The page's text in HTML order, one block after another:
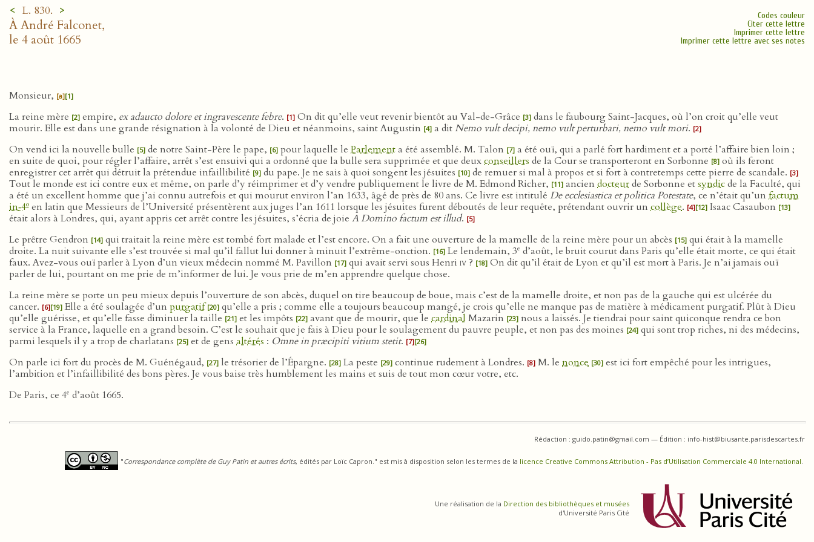
< L. 830. >
À André Falconet,
le 4 août 1665
Codes couleur
Citer cette lettre
Imprimer cette lettre
Imprimer cette lettre avec ses notes
Monsieur, [a][1]
La reine mère [2] empire, ex adaucto dolore et ingravescente febre. [1] On dit qu’elle veut revenir bientôt au Val-de-Grâce [3] dans le faubourg Saint-Jacques, où l’on croit qu’elle veut
mourir. Elle est dans une grande résignation à la volonté de Dieu et néanmoins, saint Augustin [4] a ditNemo vult decipi, nemo vult perturbari, nemo vult mori. [2]
On vend ici la nouvelle bulle [5] de notre Saint-Père le pape, [6] pour laquelle le Parlementa été assemblé. M. Talon [7] a été ouï, qui a parlé fort hardiment et a porté l’affaire bien loin ;
en suite de quoi, pour régler l’affaire, arrêt s’est ensuivi qui a ordonné que la bulle sera supprimée et que deuxconseillers de la Cour se transporteront en Sorbonne [8] où ils feront
enregistrer cet arrêt qui détruit la prétendue infaillibilité [9] du pape. Je ne sais à quoi songent les jésuites [10] de remuer si mal à propos et si fort à contretemps cette pierre de scandale. [3]
Tout le monde est ici contre eux et même, on parle d’y réimprimer et d’y vendre publiquement le livre de M. Edmond Richer, [11] ancien docteurde Sorbonne etsyndicde la Faculté, qui
a été un excellent homme que j’ai connu autrefois et qui mourut environ l’an 1633, âgé de près de 80 ans. Ce livre est intitulé De ecclesiastica et politica Potestate, ce n’était qu’un factum
in‑4o en latin que Messieurs de l’Université présentèrent aux juges l’an 1611 lorsque les jésuites furent déboutés de leur requête, prétendant ouvrir un collège. [4][12] Isaac Casaubon [13]
était alors à Londres, qui, ayant appris cet arrêt contre les jésuites, s’écria de joie A Domino factum est illud. [5]
Le prêtre Gendron [14] qui traitait la reine mère est tombé fort malade et l’est encore. On a fait une ouverture de la mamelle de la reine mère pour un abcès [15] qui était à la mamelle
droite. La nuit suivante elle s’est trouvée si mal qu’il fallut lui donner à minuit l’extrême-onction. [16] Le lendemain, 3e d’août, le bruit courut dans Paris qu’elle était morte, ce qui était
faux. Avez-vous ouï parler à Lyon d’un vieux médecin nommé M. Pavillon [17] qui avait servi sous Henri iv? [18] On dit qu’il était de Lyon et qu’il est mort à Paris. Je n’ai jamais ouï
parler de lui, pourtant on me prie de m’informer de lui. Je vous prie de m’en apprendre quelque chose.
La reine mère se porte un peu mieux depuis l’ouverture de son abcès, duquel on tire beaucoup de boue, mais c’est de la mamelle droite, et non pas de la gauche qui est ulcérée du
cancer. [6][19] Elle a été soulagée d’un purgatif [20] qu’elle a pris ; comme elle a toujours beaucoup mangé, je crois qu’elle ne manque pas de matière à médicament purgatif. Plût à Dieu
qu’elle guérisse, et qu’elle fasse diminuer la taille [21] et les impôts [22] avant que de mourir, que le cardinal Mazarin [23] nous a laissés. Je tiendrai pour saint quiconque rendra ce bon
service à la France, laquelle en a grand besoin. C’est le souhait que je fais à Dieu pour le soulagement du pauvre peuple, et non pas des moines [24] qui sont trop riches, ni des médecins,
parmi lesquels il y a trop de charlatans [25] et de gens altérés : Omne in præcipiti vitium stetit. [7][26]
On parle ici fort du procès de M. Guénégaud, [27] le trésorier de l’Épargne. [28] La peste [29] continue rudement à Londres. [8] M. le nonce [30] est ici fort empêché pour les intrigues,
l’ambition et l’infaillibilité des bons pères. Je vous baise très humblement les mains et suis de tout mon cœur votre, etc.
De Paris, ce 4e d’août 1665.
Rédaction : guido.patin@gmail.com — Édition : info-hist@biusante.parisdescartes.fr
"Correspondance complète de Guy Patin et autres écrits, édités par Loïc Capron." est mis à disposition selon les termes de la licence Creative Commons Attribution - Pas d’Utilisation Commerciale 4.0 International.
Une réalisation de la Direction des bibliothèques et musées
d'Université Paris Cité